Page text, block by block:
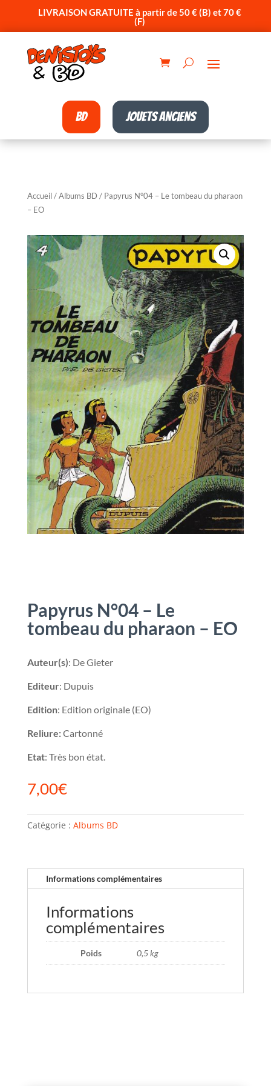
LIVRAISON GRATUITE à partir de 50 € (B) et 70 €
(F)
BD Jouets anciens
Accueil/Albums BD / Papyrus N°04 – Le tombeau du pharaon
– EO
Papyrus N°04 – Le
tombeau du pharaon – EO
Auteur(s): De Gieter
Editeur: Dupuis
Edition: Edition originale (EO)
Reliure:Cartonné
Etat: Très bon état.
7,00€
Catégorie : Albums BD
Informations complémentaires
Informations
complémentaires
Poids 0,5 kg